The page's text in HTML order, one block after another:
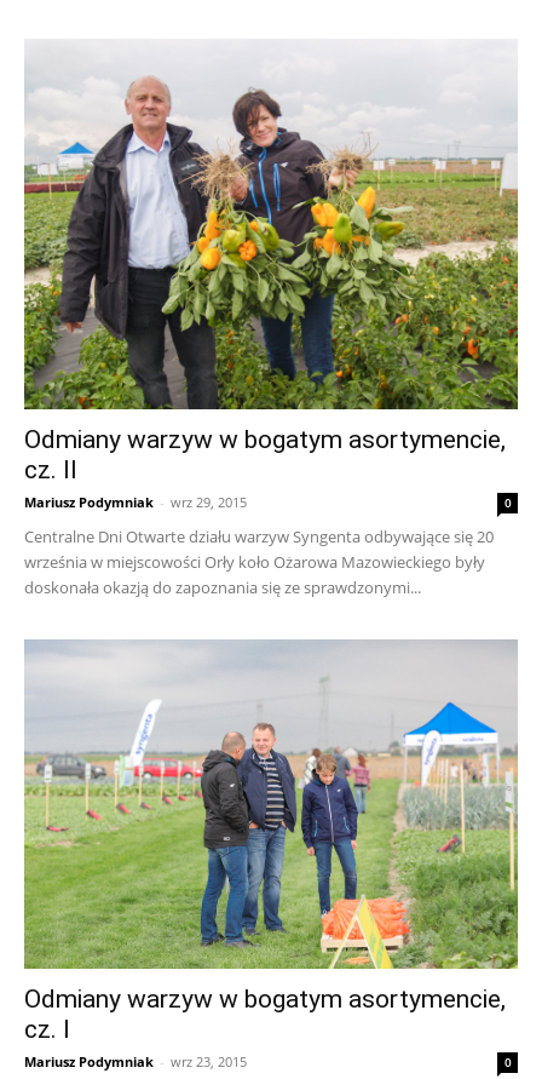
Odmiany warzyw w bogatym asortymencie,
cz. II
Mariusz Podymniak - wrz 29, 2015 0
Centralne Dni Otwarte działu warzyw Syngenta odbywające się 20
września w miejscowości Orły koło Ożarowa Mazowieckiego były
doskonała okazją do zapoznania się ze sprawdzonymi...
Odmiany warzyw w bogatym asortymencie,
cz. I
Mariusz Podymniak - wrz 23, 2015 0